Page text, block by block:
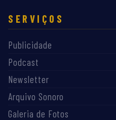
SERVIÇOS
Publicidade
Podcast
Newsletter
Arquivo Sonoro
Galeria de Fotos